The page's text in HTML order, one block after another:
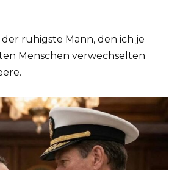
der ruhigste Mann, den ich je
Menschen verwechselten